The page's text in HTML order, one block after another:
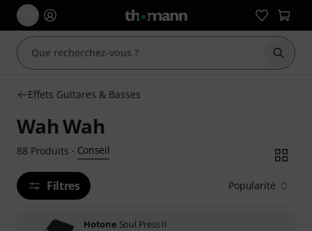
Effets Guitares & Basses
Wah Wah
88 Produits · Conseil
Filtres Popularité
Hotone Soul Press II